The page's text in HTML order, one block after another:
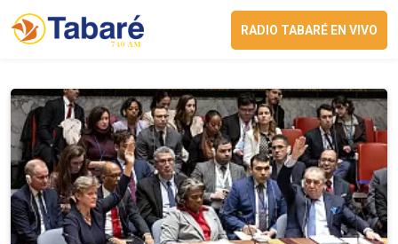
RADIO TABARÉ EN VIVO